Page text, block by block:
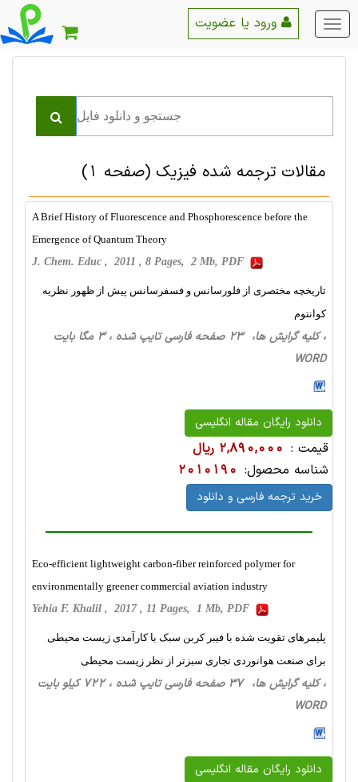
منو
اصلی
مقالات ترجمه شده فیزیک (صفحه 1)
A Brief History of Fluorescence and Phosphorescence before the
Emergence of Quantum Theory
J. Chem. Educ , 2011 , 8 Pages, 2 Mb, PDF
تاریخچه مختصری از فلورسانس و فسفرسانس پیش از ظهور نظریه
کوانتوم
، کلیه گرایش ها، 23 صفحه فارسی تایپ شده ، 3 مگا بایت
WORD
دانلود رایگان مقاله انگلیسی
قیمت : 2,890,000 ریال
شناسه محصول: 2010190
خرید ترجمه فارسی و دانلود
Eco-efficient lightweight carbon-fiber reinforced polymer for
environmentally greener commercial aviation industry
Yehia F. Khalil , 2017 , 11 Pages, 1 Mb, PDF
پلیمرهای تقویت شده با فیبر کربن سبک با کارآمدی زیست محیطی
برای صنعت هوانوردی تجاری سبزتر از نظر زیست محیطی
، کلیه گرایش ها، 37 صفحه فارسی تایپ شده ، 722 کیلو بایت
WORD
دانلود رایگان مقاله انگلیسی